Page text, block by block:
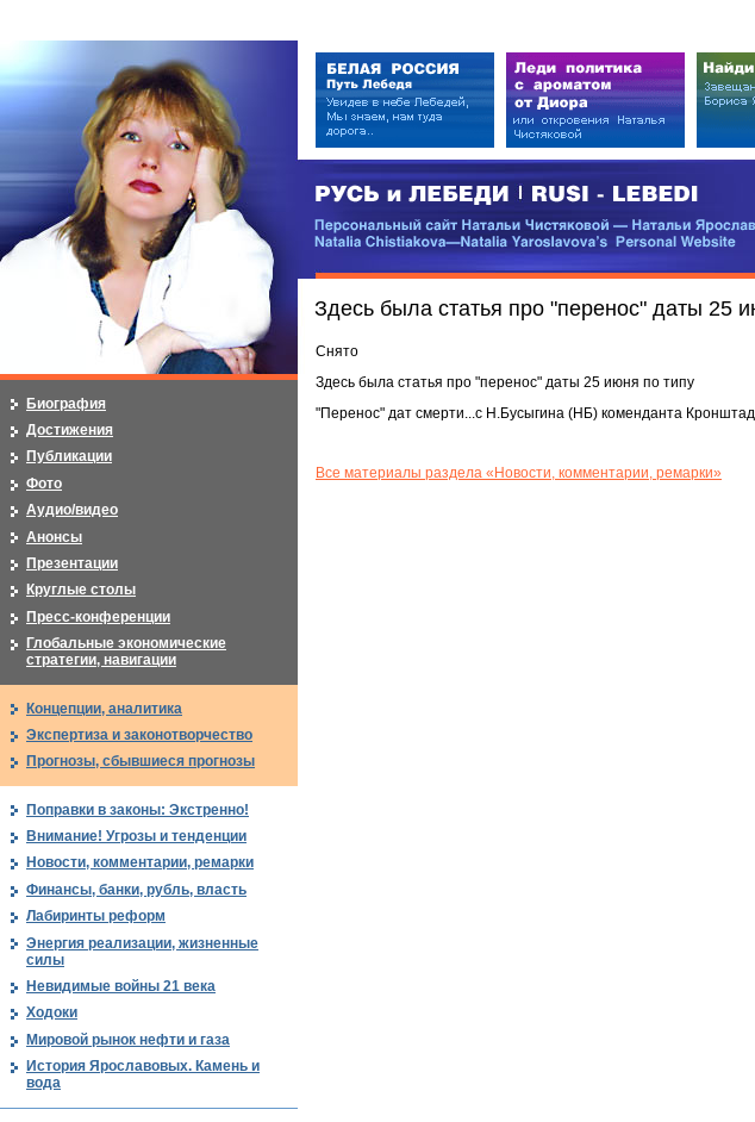
РУСЬ и ЛЕБЕДИ | RUSI — LEBEDI
Персональный сайт Натальи Чистяковой — Натальи Ярославовой
Здесь была статья про "перенос" даты 25
Снято
Здесь была статья про "перенос" даты 25 июня по типу
"Перенос" дат смерти...с Н.Бусыгина (НБ) коменданта
Все материалы раздела «Новости, комментарии, ремарки»
Биография
Достижения
Публикации
Фото
Аудио/видео
Анонсы
Презентации
Круглые столы
Пресс-конференции
Глобальные экономические
стратегии, навигации
Концепции, аналитика
Экспертиза и законотворчество
Прогнозы, сбывшиеся прогнозы
Поправки в законы: Экстренно!
Внимание! Угрозы и тенденции
Новости, комментарии, ремарки
Финансы, банки, рубль, власть
Лабиринты реформ
Энергия реализации, жизненные
силы
Невидимые войны 21 века
Ходоки
Мировой рынок нефти и газа
История Ярославовых. Камень и
вода